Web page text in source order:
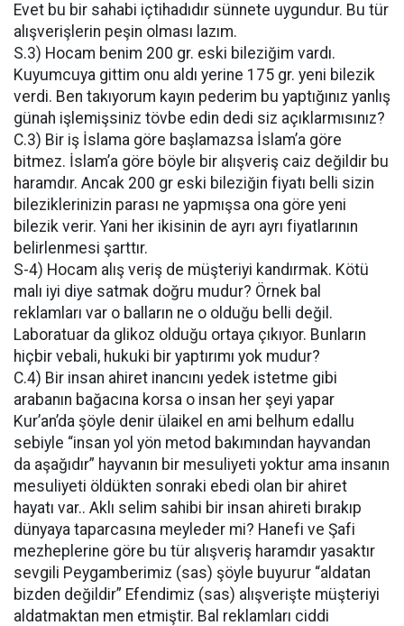
Evet bu bir sahabi içtihadıdır sünnete uygundur. Bu tür
alışverişlerin peşin olması lazım.
S.3) Hocam benim 200 gr. eski bileziğim vardı.
Kuyumcuya gittim onu aldı yerine 175 gr. yeni bilezik
verdi. Ben takıyorum kayın pederim bu yaptığınız yanlış
günah işlemişsiniz tövbe edin dedi siz açıklarmısınız?
C.3) Bir iş İslama göre başlamazsa İslam’a göre
bitmez. İslam’a göre böyle bir alışveriş caiz değildir bu
haramdır. Ancak 200 gr eski bileziğin fiyatı belli sizin
bileziklerinizin parası ne yapmışsa ona göre yeni
bilezik verir. Yani her ikisinin de ayrı ayrı fiyatlarının
belirlenmesi şarttır.
S-4) Hocam alış veriş de müşteriyi kandırmak. Kötü
malı iyi diye satmak doğru mudur? Örnek bal
reklamları var o balların ne o olduğu belli değil.
Laboratuar da glikoz olduğu ortaya çıkıyor. Bunların
hiçbir vebali, hukuki bir yaptırımı yok mudur?
C.4) Bir insan ahiret inancını yedek istetme gibi
arabanın bağacına korsa o insan her şeyi yapar
Kur’an’da şöyle denir ülaikel en ami belhum edallu
sebiyle “insan yol yön metod bakımından hayvandan
da aşağıdır” hayvanın bir mesuliyeti yoktur ama insanın
mesuliyeti öldükten sonraki ebedi olan bir ahiret
hayatı var.. Aklı selim sahibi bir insan ahireti bırakıp
dünyaya taparcasına meyleder mi? Hanefi ve Şafi
mezheplerine göre bu tür alışveriş haramdır yasaktır
sevgili Peygamberimiz (sas) şöyle buyurur “aldatan
bizden değildir” Efendimiz (sas) alışverişte müşteriyi
aldatmaktan men etmiştir. Bal reklamları ciddi